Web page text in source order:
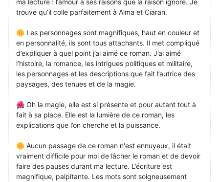
ma lecture : l’amour a ses raisons que la raison ignore. Je
trouve qu’il colle parfaitement à Alma et Ciaran.
🌼 Les personnages sont magnifiques, haut en couleur et
en personnalité, ils sont tous attachants. Il met compliqué
d’expliquer à quel point j’ai aimé ce roman. J’ai aimé
l’histoire, la romance, les intrigues politiques et militaire,
les personnages et les descriptions que fait l’autrice des
paysages, des tenues et de la magie.
🌺 Oh la magie, elle est si présente et pour autant tout à
fait à sa place. Elle est la lumière de ce roman, les
explications que l’on cherche et la puissance.
🌼 Aucun passage de ce roman n'est ennuyeux, il était
vraiment difficile pour moi de lâcher le roman et de devoir
faire des pauses durant ma lecture. L’écriture est
magnifique, palpitante. Les mots sont soigneusement